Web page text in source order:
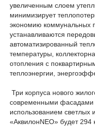
увеличенным слоем
минимизирует
экономию коммунальных
устанавливаются
автоматизированный
температуры,
отопления с
теплоэнергии,
Три корпуса нового
современными фасадами
использованием
«АквилонNEO» будет